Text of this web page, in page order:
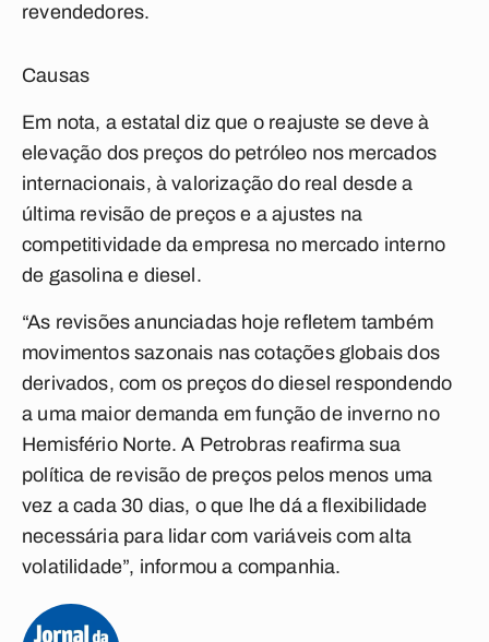
revendedores.
Causas
Em nota, a estatal diz que o reajuste se deve à
elevação dos preços do petróleo nos mercados
internacionais, à valorização do real desde a
última revisão de preços e a ajustes na
competitividade da empresa no mercado interno
de gasolina e diesel.
“As revisões anunciadas hoje refletem também
movimentos sazonais nas cotações globais dos
derivados, com os preços do diesel respondendo
a uma maior demanda em função de inverno no
Hemisfério Norte. A Petrobras reafirma sua
política de revisão de preços pelos menos uma
vez a cada 30 dias, o que lhe dá a flexibilidade
necessária para lidar com variáveis com alta
volatilidade”, informou a companhia.